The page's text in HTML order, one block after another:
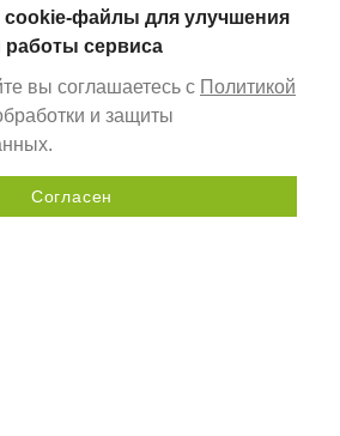
Send a request
файлы для улучшения
сервиса
вы соглашаетесь с Политикой
и защиты
Согласен